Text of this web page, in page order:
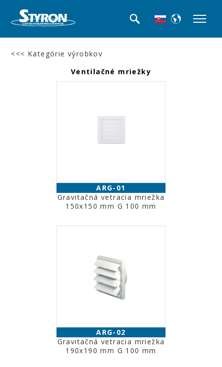
<<< Kategórie výrobkov
Ventilačné mriežky
ARG-01
Gravitačná vetracia mriežka
150x150 mm G 100 mm
ARG-02
Gravitačná vetracia mriežka
190x190 mm G 100 mm